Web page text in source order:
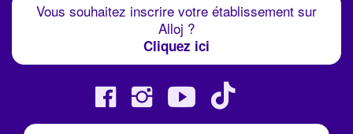
Vous souhaitez inscrire votre établissement sur
Alloj ?
Cliquez ici